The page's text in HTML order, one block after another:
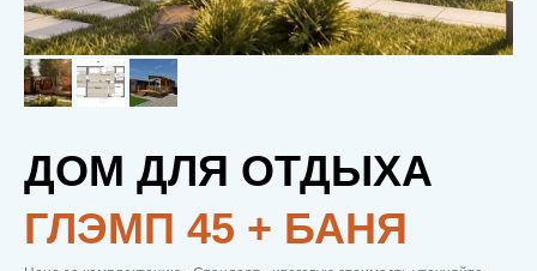
ДОМ ДЛЯ ОТДЫХА
ГЛЭМП 45 + БАНЯ